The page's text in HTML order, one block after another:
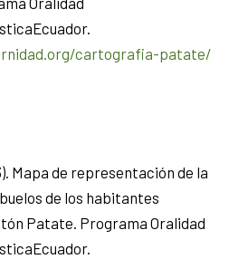
cartografia-patate/
Mapa de representación de la
de los habitantes
Patate. Programa Oralidad